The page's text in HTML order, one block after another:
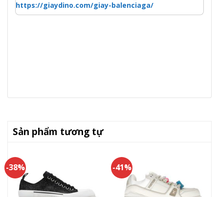
https://giaydino.com/giay-balenciaga/
Sản phẩm tương tự
-38% -41%